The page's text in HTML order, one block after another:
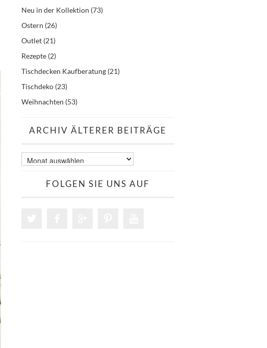
Neu in der Kollektion (73)
Ostern (26)
Outlet (21)
Rezepte (2)
Tischdecken Kaufberatung (21)
Tischdeko (23)
Weihnachten (53)
ARCHIV ÄLTERER BEITRÄGE
Archiv
älterer
FOLGEN SIE UNS AUF